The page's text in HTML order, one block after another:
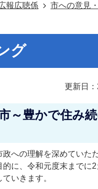
報広聴係 市への意見
グ
更新日
～豊かで住み
への理解を深めていた
に、令和元度末までに
いきます。